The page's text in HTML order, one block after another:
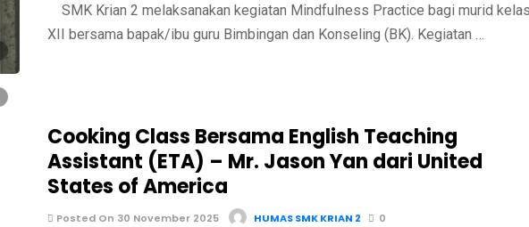
SMK Krian 2 melaksanakan kegiatan Mindfulness Practice bagi murid kelas
XII bersama bapak/ibu guru Bimbingan dan Konseling (BK). Kegiatan …
Cooking Class Bersama English Teaching
Assistant (ETA) – Mr. Jason Yan dari United
States of America
Posted On 30 November 2025 HUMAS SMK KRIAN 2 0